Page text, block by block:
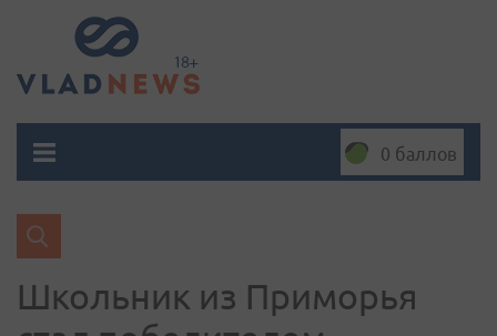
0 баллов
Школьник из Приморья